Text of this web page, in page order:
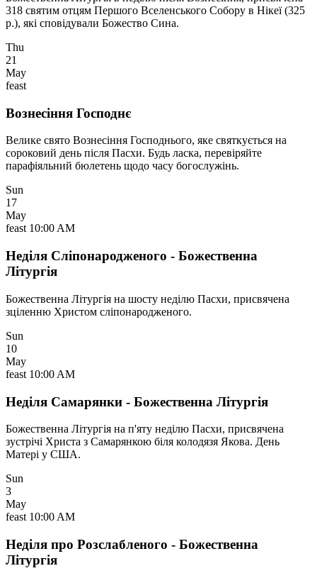
318 святим отцям Першого Вселенського Собору в Нікеї (325
р.), які сповідували Божество Сина.
Thu
21
May
feast
Вознесіння Господнє
Велике свято Вознесіння Господнього, яке святкується на
сороковий день після Пасхи. Будь ласка, перевіряйте
парафіяльний бюлетень щодо часу богослужінь.
Sun
17
May
feast 10:00 AM
Неділя Сліпонародженого - Божественна
Літургія
Божественна Літургія на шосту неділю Пасхи, присвячена
зціленню Христом сліпонародженого.
Sun
10
May
feast 10:00 AM
Неділя Самарянки - Божественна Літургія
Божественна Літургія на п'яту неділю Пасхи, присвячена
зустрічі Христа з Самарянкою біля колодязя Якова. День
Матері у США.
Sun
3
May
feast 10:00 AM
Неділя про Розслабленого - Божественна
Літургія